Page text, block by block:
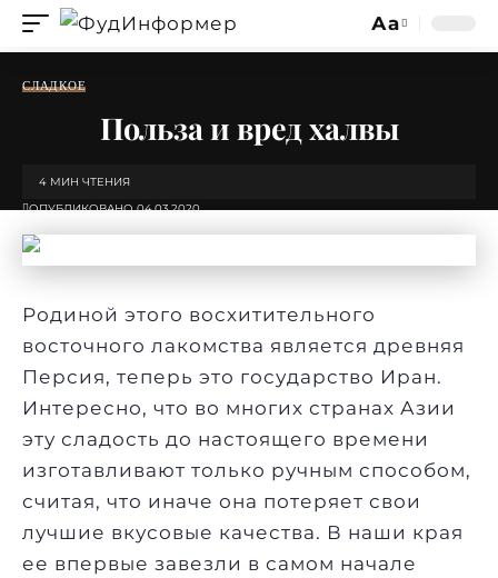
Изменение
Аа
СЛАДКОЕ
Польза и вред халвы
ОПУБЛИКОВАНО 04.03.2020
4 МИН ЧТЕНИЯ
Родиной этого восхитительного
восточного лакомства является древняя
Персия, теперь это государство Иран.
Интересно, что во многих странах Азии
эту сладость до настоящего времени
изготавливают только ручным способом,
считая, что иначе она потеряет свои
лучшие вкусовые качества. В наши края
ее впервые завезли в самом начале